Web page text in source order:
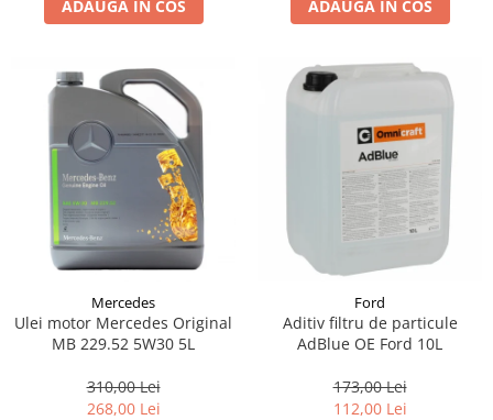
Lichid de frana
Filtre moto
Filtru combustibil
Buson golire ulei
Filtru ulei moto
Filtru aer moto
Intretinere si curatare filtre moto
Intretinere moto
Curatare moto
Covor moto
ADAUGA IN COS ADAUGA IN COS
Mercedes
Ulei motor Mercedes Original
MB 229.52 5W30 5L
310,00 Lei
268,00 Lei
Ford
Aditiv filtru de particule
AdBlue OE Ford 10L
173,00 Lei
112,00 Lei